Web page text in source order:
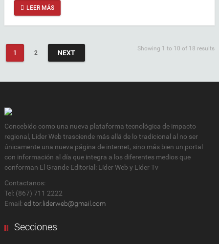
LEER MÁS
1 2 NEXT
Showing 1 to 10 of 18 results
Concebido como una nueva plataforma tecnológica de impacto
regional, Lider Web trasciende más allá de lo tradicional al no ser
únicamente una nueva página de internet, sino más bien un portal
con información al día que integra a los diferentes medios que
conforman El Grande Editorial: Líder Web y Líder Tv
Contactanos:
Tel: (867) 711 2222
Email: editor.liderweb@gmail.com
Secciones